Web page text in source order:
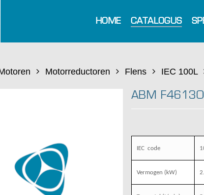
HOME CATALOGUS
Motorreductoren Flens IEC 100L
ABM
IEC code
Vermogen (kW)